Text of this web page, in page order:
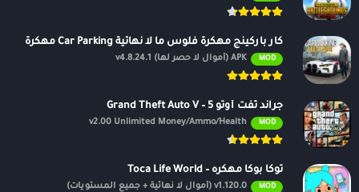
كار باركينج مهكرة فلوس ما لا نهائية Car Parking مهكرة
MOD APK (أموال لا حصر لها) v4.8.24.1
جراند ثفت أوتو 5 – Grand Theft Auto V
MOD
v2.00 Unlimited Money/Ammo/Health
توكا بوكا مهكره – Toca Life World
MOD v1.120.0 (أموال لا نهائية + جميع المستويات)